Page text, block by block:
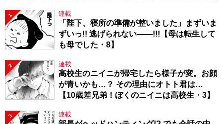
1 連載
「陛下、寝所の準備が整いました」まずいま
ずいっ!! 逃げられない――!!!【母は転生して
も母でした・8】
2 連載
高校生のニイニが帰宅したら様子が変。お顔
が青いかも…？ その理由にオトト君は…
【10歳差兄弟！ぼくのニイニは高校生・3】
3 連載